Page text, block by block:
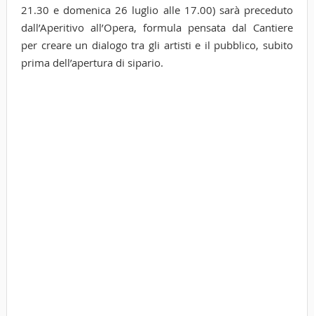
21.30 e domenica 26 luglio alle 17.00) sarà preceduto
dall’Aperitivo all’Opera, formula pensata dal Cantiere
per creare un dialogo tra gli artisti e il pubblico, subito
prima dell’apertura di sipario.